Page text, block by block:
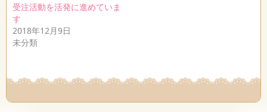
受注活動を活発に進めていま
す
2018年12月9日
未分類